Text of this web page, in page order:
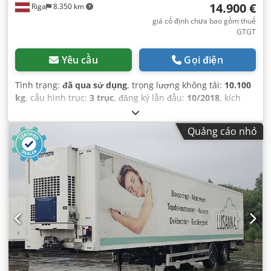
Riga 8.350 km 14.900 €
giá cố định chưa bao gồm thuế
GTGT
Yêu cầu Gọi điện
Tình trạng: đã qua sử dụng, trọng lượng không tải: 10.100
kg, cấu hình trục: 3 trục, đăng ký lần đầu: 10/2018, kích
, Năm sản xuất:
thang nâng đuôi xe,
Quảng cáo nhỏ